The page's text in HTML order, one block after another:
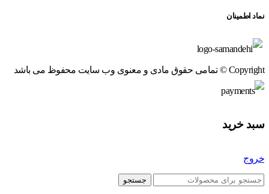
نماد اطمینان
Copyright © تمامی حقوق مادی و معنوی وب سایت محفوظ می باشد
سبد خرید
خروج
جستجو